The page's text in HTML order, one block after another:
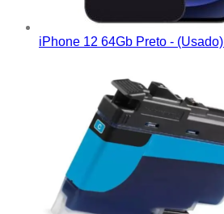
iPhone 12 64Gb Preto - (Usado)